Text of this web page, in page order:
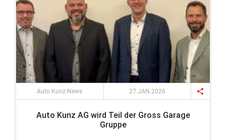
Auto Kunz-News 27.JAN.2026 share
Auto Kunz AG wird Teil der Gross Garage
Gruppe